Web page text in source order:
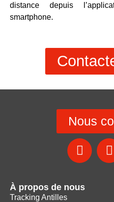
distance depuis
smartphone.
Nous
À propos de nous
Tracking Antilles